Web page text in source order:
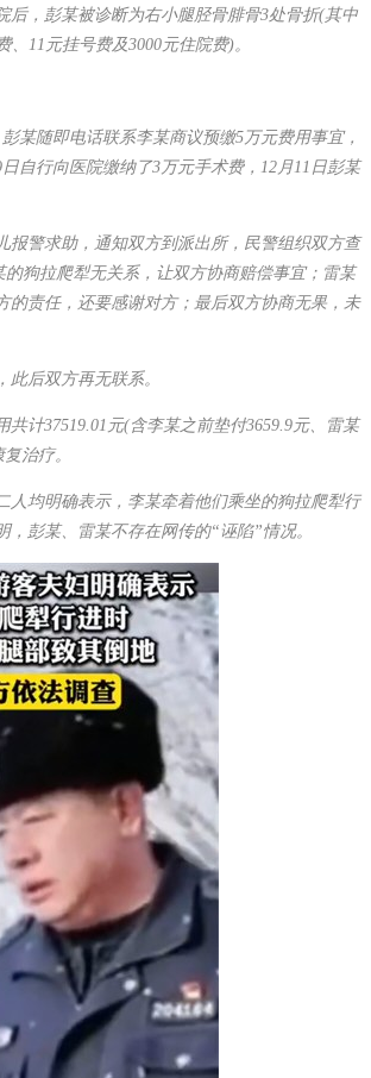
后，彭某被诊断为右小腿胫骨腓骨3处骨折(其中
11元挂号费及3000元住院费)。
某随即电话联系李某商议预缴5万元费用事宜，
自行向医院缴纳了3万元手术费，12月11日彭某
报警求助，通知双方到派出所，民警组织双方查
狗拉爬犁无关系，让双方协商赔偿事宜；雷某
的责任，还要感谢对方；最后双方协商无果，未
后双方再无联系。
计37519.01元(含李某之前垫付3659.9元、雷某
治疗。
人均明确表示，李某牵着他们乘坐的狗拉爬犁行
彭某、雷某不存在网传的“诬陷”情况。